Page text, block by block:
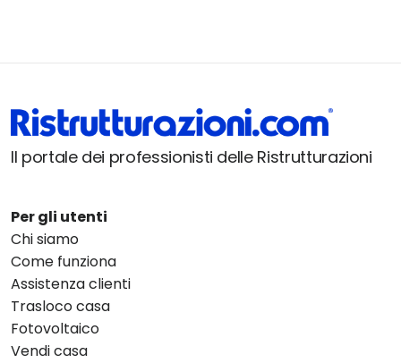
Il portale dei professionisti delle Ristrutturazioni
Per gli utenti
Chi siamo
Come funziona
Assistenza clienti
Trasloco casa
Fotovoltaico
Vendi casa